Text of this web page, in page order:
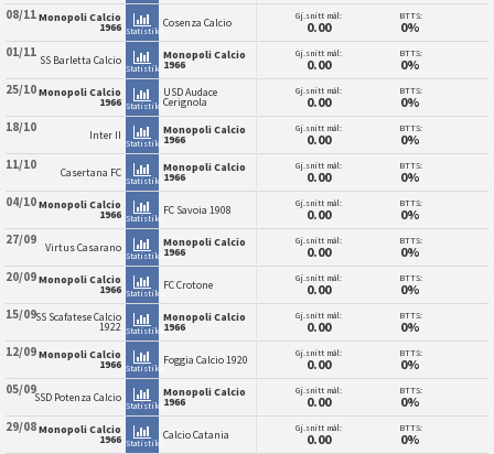
08/11Monopoli Calcio
1966 Statistikk
Cosenza Calcio Gj.snitt mål:
0.00
BTTS:
0%
01/11 SS Barletta Calcio
Statistikk
Monopoli Calcio
1966
Gj.snitt mål:
0.00
BTTS:
0%
25/10Monopoli Calcio
1966 Statistikk
USD Audace
Cerignola
Gj.snitt mål:
0.00
BTTS:
0%
18/10 Inter II
Statistikk
Monopoli Calcio
1966
Gj.snitt mål:
0.00
BTTS:
0%
11/10 Casertana FC
Statistikk
Monopoli Calcio
1966
Gj.snitt mål:
0.00
BTTS:
0%
04/10Monopoli Calcio
1966 Statistikk
FC Savoia 1908 Gj.snitt mål:
0.00
BTTS:
0%
27/09 Virtus Casarano
Statistikk
Monopoli Calcio
1966
Gj.snitt mål:
0.00
BTTS:
0%
20/09Monopoli Calcio
1966 Statistikk
FC Crotone Gj.snitt mål:
0.00
BTTS:
0%
15/09SS Scafatese Calcio
1922 Statistikk
Monopoli Calcio
1966
Gj.snitt mål:
0.00
BTTS:
0%
12/09Monopoli Calcio
1966 Statistikk
Foggia Calcio 1920 Gj.snitt mål:
0.00
BTTS:
0%
05/09SSD Potenza Calcio
Statistikk
Monopoli Calcio
1966
Gj.snitt mål:
0.00
BTTS:
0%
29/08Monopoli Calcio
1966 Statistikk
Calcio Catania Gj.snitt mål:
0.00
BTTS:
0%